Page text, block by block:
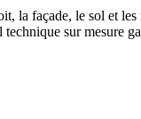
la façade, le sol et
sur mesure